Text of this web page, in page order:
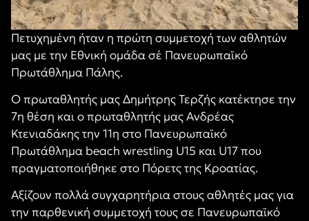
Πετυχημένη ήταν η πρώτη συμμετοχή των αθλητών
μας με την Εθνική ομάδα σέ Πανευρωπαϊκό
Πρωτάθλημα Πάλης.
Ο πρωταθλητής μας Δημήτρης Τερζής κατέκτησε την
7η θέση και ο πρωταθλητής μας Ανδρέας
Κτενιαδάκης την 11η στο Πανευρωπαϊκό
Πρωτάθλημα beach wrestling U15 και U17 που
πραγματοποιήθηκε στο Πόρετς της Κροατίας.
Αξίζουν πολλά συγχαρητήρια στους αθλητές μας για
την παρθενική συμμετοχή τους σε Πανευρωπαϊκό